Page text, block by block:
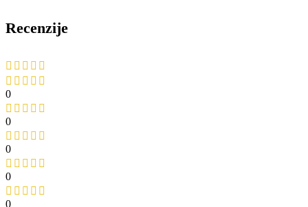
Recenzije
0
0
0
0
0